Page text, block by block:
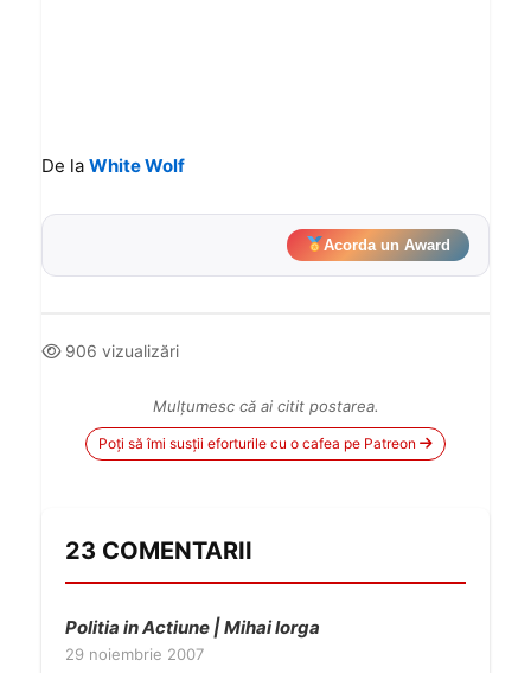
De la White Wolf
Acorda un Award
906 vizualizări
Mulțumesc că ai citit postarea.
Poți să îmi susții eforturile cu o cafea pe Patreon
23 COMENTARII
Politia in Actiune | Mihai Iorga
29 noiembrie 2007